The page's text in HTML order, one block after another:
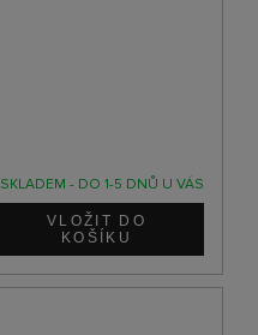
SKLADEM - DO 1-5 DNŮ U VÁS